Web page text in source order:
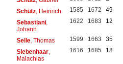
Schütz, Heinrich 1585 1672
49
Sebastiani,
Johann
1622 1683 12
Selle, Thomas 1599 1663
35
Siebenhaar,
Malachias
1616 1685 18